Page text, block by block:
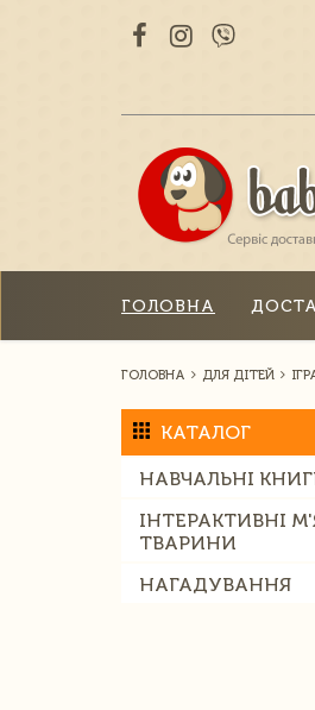
ГОЛОВНА
ГОЛОВНА ДЛЯ ДІТЕЙ
КАТАЛОГ
НАВЧАЛЬНІ
ІНТЕРАКТИВНІ
ТВАРИНИ
НАГАДУВАННЯ